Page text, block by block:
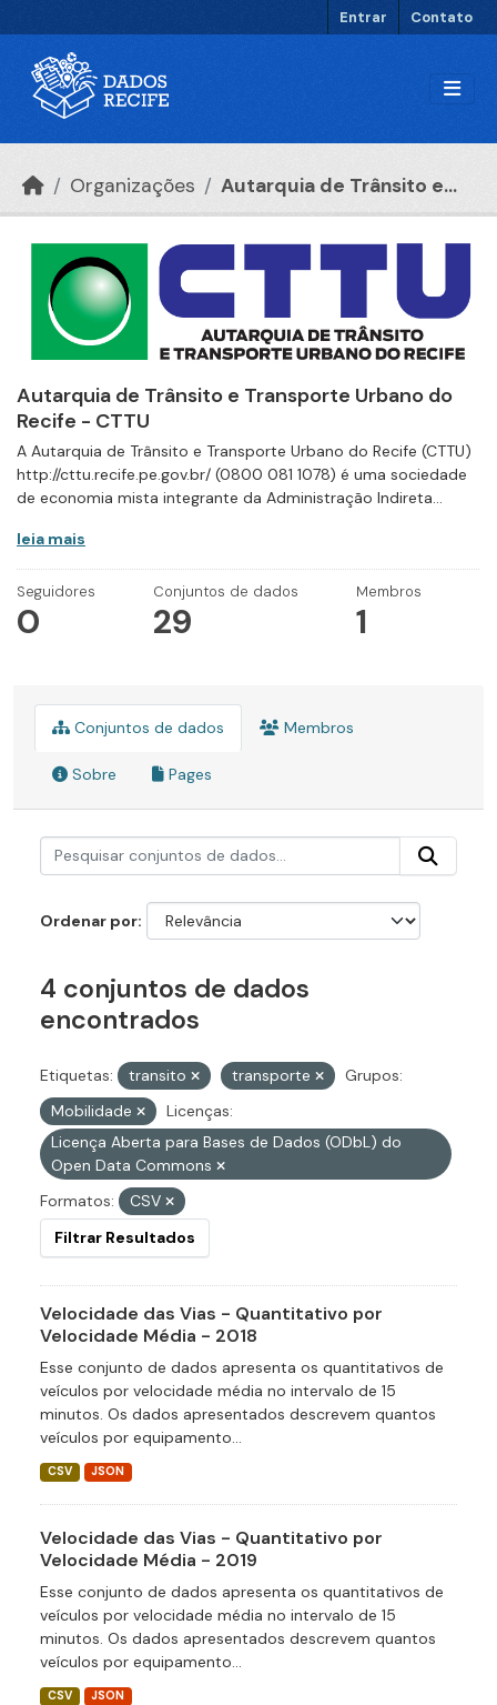
Entrar Contato
Organizações Autarquia de Trânsito e...
Autarquia de Trânsito e Transporte Urbano do
Recife - CTTU
A Autarquia de Trânsito e Transporte Urbano do Recife (CTTU)
http://cttu.recife.pe.gov.br/ (0800 081 1078) é uma sociedade
de economia mista integrante da Administração Indireta...
leia mais
Seguidores
0
Conjuntos de dados
29
Membros
1
Conjuntos de dados Membros
Sobre Pages
Ordenar por
4 conjuntos de dados
encontrados
Etiquetas: transito transporte
Grupos:
Mobilidade
Licenças:
Licença Aberta para Bases de Dados (ODbL) do
Open Data Commons
Formatos:
CSV
Filtrar Resultados
Velocidade das Vias - Quantitativo por
Velocidade Média - 2018
Esse conjunto de dados apresenta os quantitativos de
veículos por velocidade média no intervalo de 15
minutos. Os dados apresentados descrevem quantos
veículos por equipamento...
CSV JSON
Velocidade das Vias - Quantitativo por
Velocidade Média - 2019
Esse conjunto de dados apresenta os quantitativos de
veículos por velocidade média no intervalo de 15
minutos. Os dados apresentados descrevem quantos
veículos por equipamento...
CSV JSON